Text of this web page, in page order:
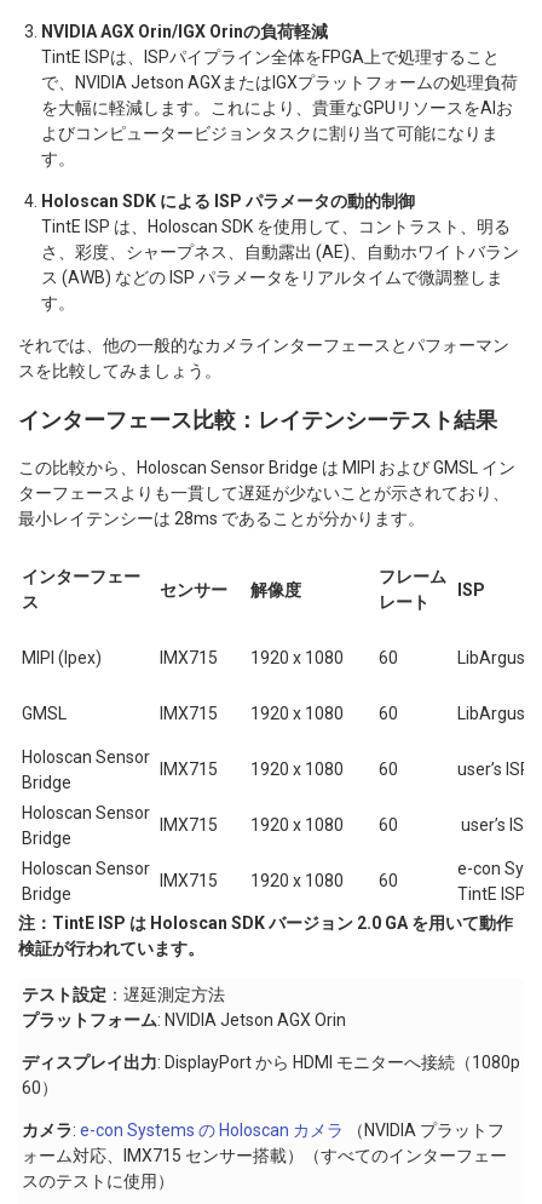
NVIDIA AGX Orin/IGX Orinの負荷軽減
TintE ISPは、ISPパイプライン全体をFPGA上で処理すること
で、NVIDIA Jetson AGXまたはIGXプラットフォームの処理負荷
を大幅に軽減します。これにより、貴重なGPUリソースをAIお
よびコンピュータービジョンタスクに割り当て可能になりま
す。
Holoscan SDK による ISP パラメータの動的制御
TintE ISP は、Holoscan SDK を使用して、コントラスト、明る
さ、彩度、シャープネス、自動露出 (AE)、自動ホワイトバラン
ス (AWB) などの ISP パラメータをリアルタイムで微調整しま
す。
それでは、他の一般的なカメラインターフェースとパフォーマン
スを比較してみましょう。
インターフェース比較：レイテンシーテスト結果
この比較から、Holoscan Sensor Bridge は MIPI および GMSL イン
ターフェースよりも一貫して遅延が少ないことが示されており、
最小レイテンシーは 28ms であることが分かります。
インターフェー
ス
センサー 解像度
フレーム
レート
ISP
MIPI (Ipex) IMX715 1920 x 1080 60 LibArgus
GMSL IMX715 1920 x 1080 60 LibArgus
Holoscan Sensor
Bridge
IMX715 1920 x 1080 60 user’s ISP
Holoscan Sensor
Bridge
IMX715 1920 x 1080 60 user’s ISP
Holoscan Sensor
Bridge
IMX715 1920 x 1080 60
e-con
TintE ISP
注：TintE ISP は Holoscan SDK バージョン 2.0 GA を用いて動作
検証が行われています。
テスト設定 ：遅延測定方法
プラットフォーム: NVIDIA Jetson AGX Orin
ディスプレイ出力: DisplayPort から HDMI モニターへ接続（1080p
60）
カメラ: e-con Systems の Holoscan カメラ
（NVIDIA プラットフ
ォーム対応、IMX715 センサー搭載）（すべてのインターフェー
スのテストに使用）